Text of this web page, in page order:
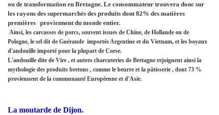
ou de transformation en Bretagne. Le consommateur trouvera donc sur
les rayons des supermarchés des produits dont 82% des matières
premières proviennent du monde entier.
Ainsi, les carcasses de porcs, souvent issues de Chine, de Hollande ou de
Pologne, le sel dit de Guérande importés Argentine et du Vietnam, et les boyaux
d'andouille importé pour la plupart de Corse.
L'andouille dite de Vire , et autres charcuteries de Bretagne rejoignent ainsi la
mythologie des produits bretons , comme le beurre et la pâtisserie , dont 73 %
proviennent de la communauté Européenne et d'Asie.
La moutarde de Dijon.